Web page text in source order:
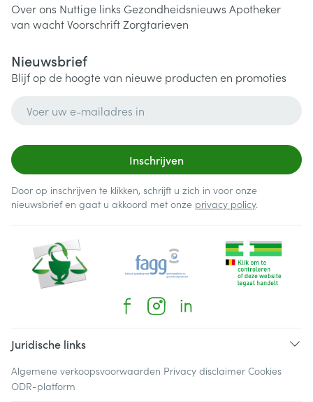
Over ons Nuttige links Gezondheidsnieuws Apotheker
van wachtVoorschriftZorgtarieven
Nieuwsbrief
Blijf op de hoogte van nieuwe producten en promoties
Inschrijven
Door op inschrijven te klikken, schrijft u zich in voor onze
nieuwsbrief en gaat u akkoord met onze privacy policy.
Juridische links
Algemene verkoopsvoorwaarden Privacy disclaimer Cookies
ODR-platform